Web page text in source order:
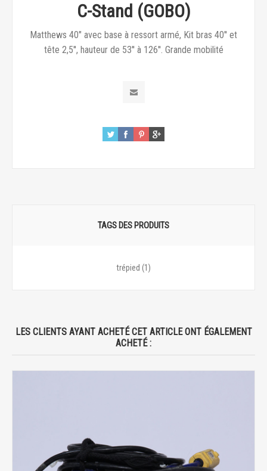
C-Stand (GOBO)
Matthews 40" avec base à ressort armé, Kit bras 40'' et
tête 2,5'', hauteur de 53'' à 126''. Grande mobilité
TAGS DES PRODUITS
trépied (1)
LES CLIENTS AYANT ACHETÉ CET ARTICLE ONT ÉGALEMENT
ACHETÉ :